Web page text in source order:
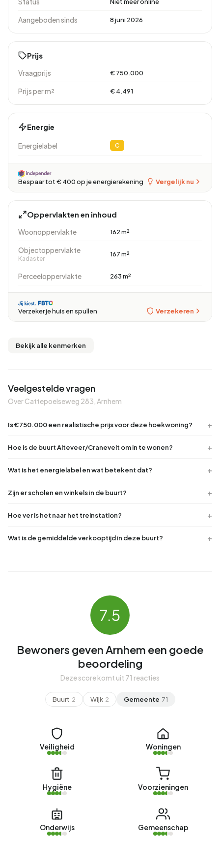
Aangeboden sinds 8 juni 2026
Prijs
Vraagprijs € 750.000
Prijs per m² € 4.491
Energie
Energielabel C
Bespaar tot € 400 op je energierekening Vergelijk nu
Oppervlakten en inhoud
Woonoppervlakte 162 m²
Objectoppervlakte
Kadaster
167 m²
Perceeloppervlakte 263 m²
Verzeker je huis en spullen Verzekeren
Bekijk alle kenmerken
Veelgestelde vragen
Over Cattepoelseweg 283, Arnhem
Is €750.000 een realistische prijs voor deze hoekwoning?
Hoe is de buurt Alteveer/Cranevelt om in te wonen?
Wat is het energielabel en wat betekent dat?
Zijn er scholen en winkels in de buurt?
Hoe ver is het naar het treinstation?
Wat is de gemiddelde verkooptijd in deze buurt?
7.5
Bewoners geven Arnhem een goede
beoordeling
Deze score komt uit 71 reacties
Buurt 2 Wijk 2 Gemeente 71
Veiligheid Woningen
Hygiëne Voorzieningen
Onderwijs Gemeenschap